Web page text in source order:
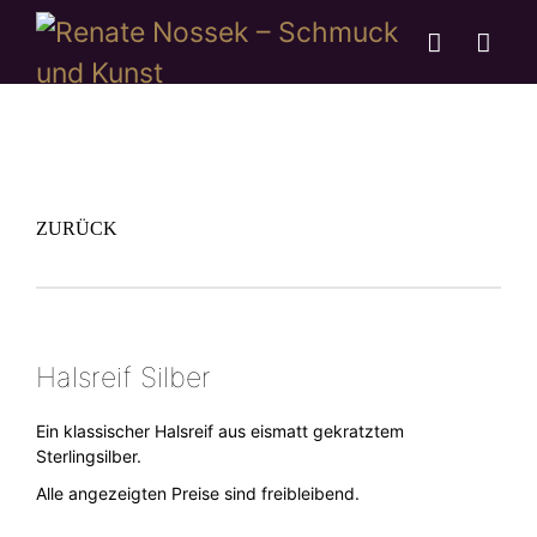
ZURÜCK
Halsreif Silber
Ein klassischer Halsreif aus eismatt gekratztem
Sterlingsilber.
Alle angezeigten Preise sind freibleibend.